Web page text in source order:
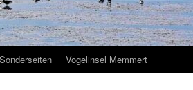
Sonderseiten Vogelinsel Memmert